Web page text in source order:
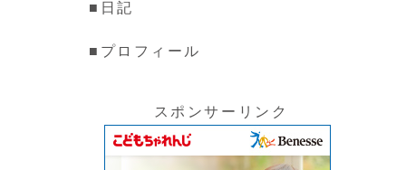
■日記
■プロフィール
スポンサーリンク